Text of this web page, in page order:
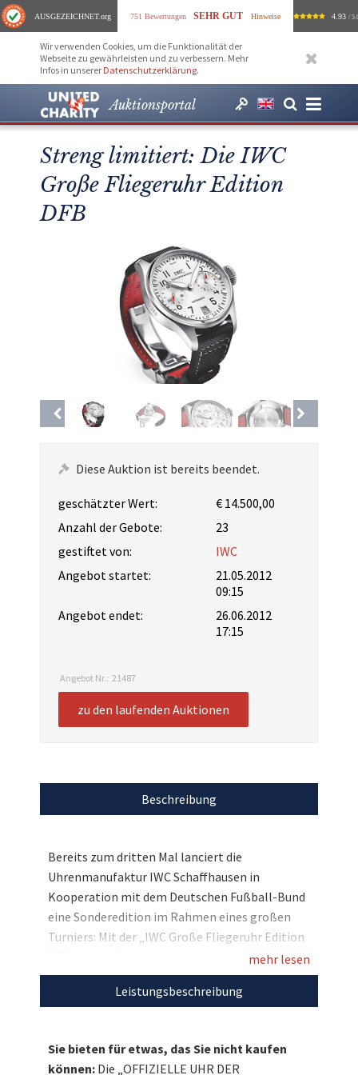
AUSGEZEICHNET.org 751 Bewertungen SEHR GUT Hinweise 4.93 /
Wir verwenden Cookies, um die Funktionalität der
Webseite zu gewährleisten und zu verbessern. Mehr
Infos in unserer Datenschutzerklärung.
Auktionsportal
Streng limitiert: Die IWC
Große Fliegeruhr Edition
DFB
Diese Auktion ist bereits beendet.
geschätzter Wert:
€ 14.500,00
Anzahl der Gebote:
23
gestiftet von:
IWC
Angebot startet:
21.05.2012
09:15
Angebot endet:
26.06.2012
17:15
Angebot Nr.: 21487
zu den laufenden Auktionen
Beschreibung
Bereits zum dritten Mal lanciert die
Uhrenmanufaktur IWC Schaffhausen in
Kooperation mit dem Deutschen Fußball-Bund
eine Sonderedition im Rahmen eines großen
Turniers: Mit der „IWC Große Fliegeruhr Edition
DFB“ ist den Schweizer Uhrenbauern anlässlich
derFußball-Europameisterschaftein
Meisterstück in Sachen Uhrmacherkunst und
dieser Zeitmesser und darf sich somit zu Recht
mehr lesen
Leistungsbeschreibung
Sie bieten für etwas, das Sie nicht kaufen
können: Die „OFFIZIELLE UHR DER